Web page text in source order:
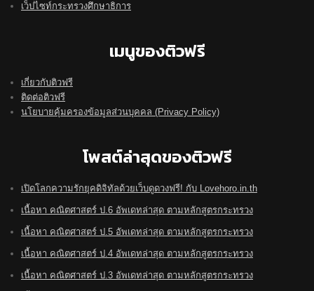
เว็ปไซท์กระทรวงศึกษาธิการ
เมนูของติวฟรี
เกี่ยวกับติวฟรี
ติดต่อติวฟรี
นโยบายคุ้มครองข้อมูลส่วนบุคคล (Privacy Policy)
โพสต์ล่าสุดของติวฟรี
เปิดโลกความรักยุคดิจิทัลด้วยเว็บดูดวงฟรี! กับ Lovehoro.in.th
เนื้อหา คณิตศาสตร์ ป.6 อัพเดทล่าสุด ตามหลักสูตรกระทรวง
เนื้อหา คณิตศาสตร์ ป.5 อัพเดทล่าสุด ตามหลักสูตรกระทรวง
เนื้อหา คณิตศาสตร์ ป.4 อัพเดทล่าสุด ตามหลักสูตรกระทรวง
เนื้อหา คณิตศาสตร์ ป.3 อัพเดทล่าสุด ตามหลักสูตรกระทรวง